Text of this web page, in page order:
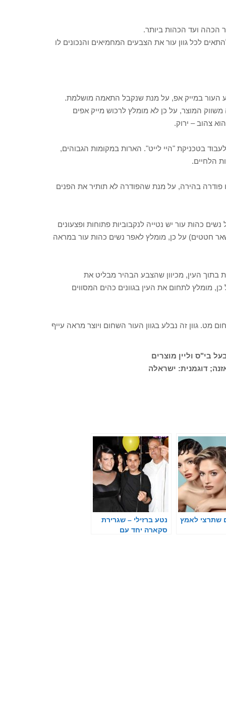
הכהה ועד הכהות ביותר.
לכל גוון עור את הצבעים המחמיאים והנכונים לו
העור במייק אפ, על מנת שנקבל התאמה מושלמת.
המוצר, על כן לא מומלץ לרכוש מייק אפים
צהוב – ירוק.
בטכניקת "היי לייט". הארות במקומות הגבוהים,
בהירה, על מנת שהפודרה לא תותיר את הפנים
כהות עור יש נטייה לנקבוביות פתוחות ופצעונים
חטטים) על כן, מומלץ לאפר נשים כהות עור במראה
העין, מכיוון שהצבע הבהיר מבליט את
מומלץ לתחום את העין בגוונים כהים המסווים
מט. גוון זה נבלע בגוון העור השחום ויוצר מראה עייף
בי"ס וליין מוצרים
דוגמנית: ישראלה
שתרצי לאמץ
נטע ברזילי – שגרירת
סקארה יחד עם